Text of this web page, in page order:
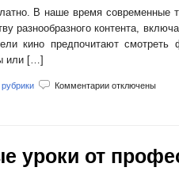
В наше время современные
разнообразного контента,
кино предпочитают
или […]
рубрики Комментарии отключены
уроки от